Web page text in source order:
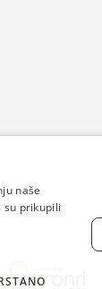
naše
su prikupili